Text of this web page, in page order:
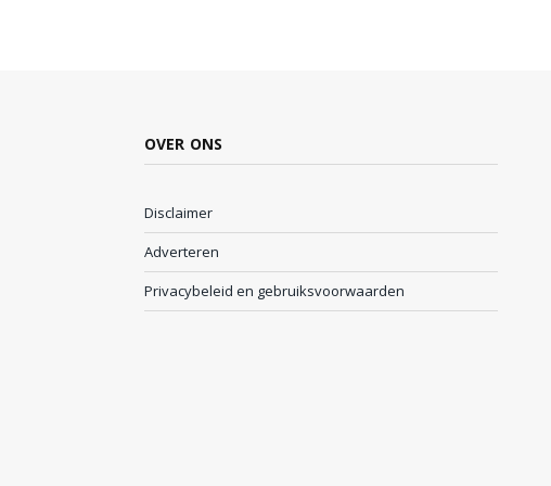
OVER ONS
Disclaimer
Adverteren
Privacybeleid en gebruiksvoorwaarden